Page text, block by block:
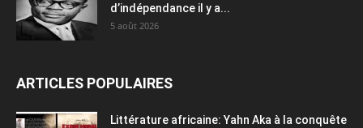
d’indépendance il y a...
5 août 2026
ARTICLES POPULAIRES
Littérature africaine: Yahn Aka à la conquête